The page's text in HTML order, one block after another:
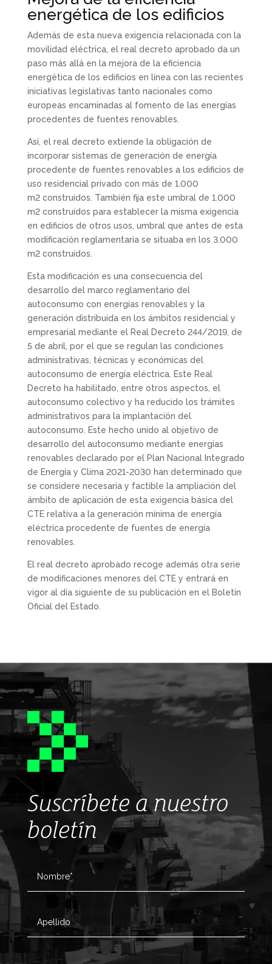
energética de los edificios
Además de esta nueva exigencia relacionada con la
movilidad eléctrica, el real decreto aprobado da un
paso más allá en la mejora de la eficiencia
energética de los edificios en línea con las recientes
iniciativas legislativas tanto nacionales como
europeas encaminadas al fomento de las energías
procedentes de fuentes renovables.
Así, el real decreto extiende la obligación de
incorporar sistemas de generación de energía
procedente de fuentes renovables a los edificios de
uso residencial privado con más de 1.000
m2 construidos. También fija este umbral de 1.000
m2 construidos para establecer la misma exigencia
en edificios de otros usos, umbral que antes de esta
modificación reglamentaria se situaba en los 3.000
m2 construidos.
Esta modificación es una consecuencia del
desarrollo del marco reglamentario del
autoconsumo con energías renovables y la
generación distribuida en los ámbitos residencial y
empresarial mediante el Real Decreto 244/2019, de
5 de abril, por el que se regulan las condiciones
administrativas, técnicas y económicas del
autoconsumo de energía eléctrica. Este Real
Decreto ha habilitado, entre otros aspectos, el
autoconsumo colectivo y ha reducido los trámites
administrativos para la implantación del
autoconsumo. Este hecho unido al objetivo de
desarrollo del autoconsumo mediante energías
renovables declarado por el Plan Nacional Integrado
de Energía y Clima 2021-2030 han determinado que
se considere necesaria y factible la ampliación del
ámbito de aplicación de esta exigencia básica del
CTE relativa a la generación mínima de energía
eléctrica procedente de fuentes de energía
renovables.
El real decreto aprobado recoge además otra serie
de modificaciones menores del CTE y entrará en
vigor al día siguiente de su publicación en el Boletín
Oficial del Estado.
Suscríbete a nuestro
boletín